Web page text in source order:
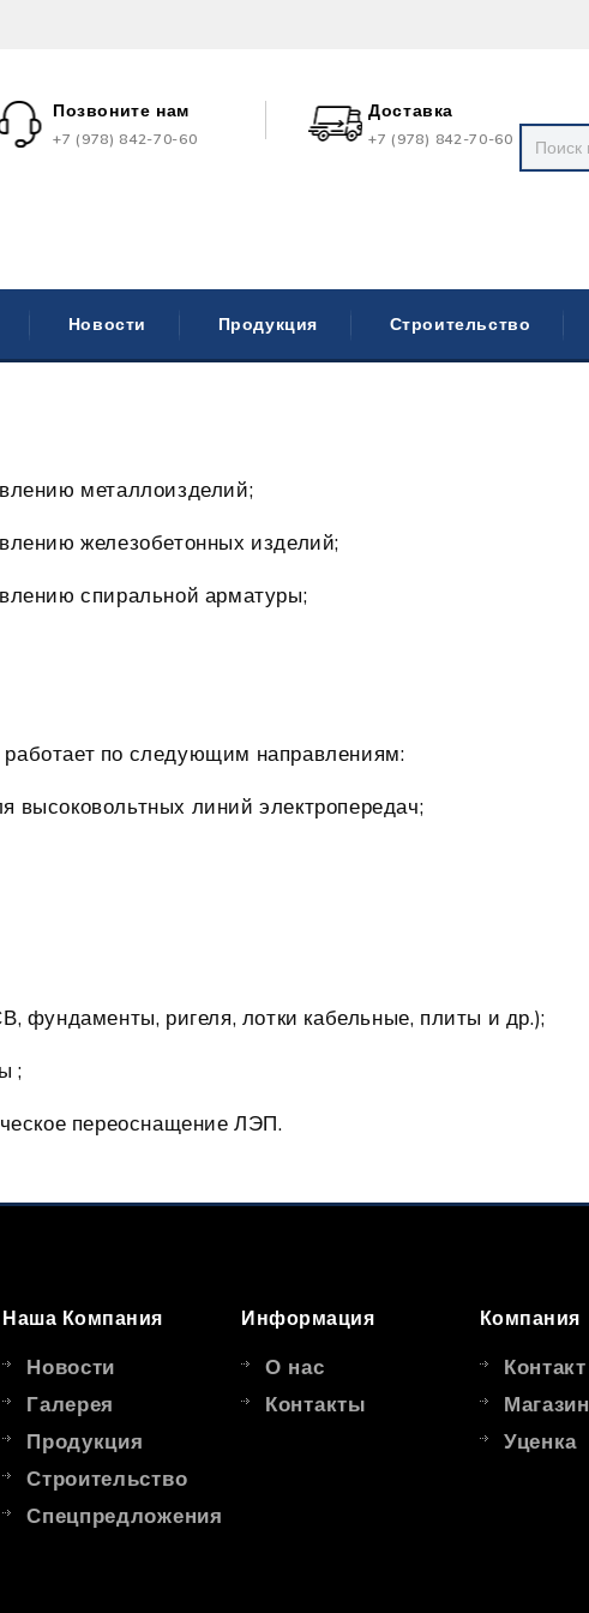
Позвоните нам
+7 (978) 842-70-60
Доставка
+7 (978) 842-70-60
Новости Продукция Строительство
металлоизделий;
железобетонных изделий;
спиральной арматуры;
по следующим направлениям:
высоковольтных линий электропередач;
фундаменты, ригеля, лотки кабельные, плиты и др.);
;
переоснащение ЛЭП.
Наша Компания
Новости
Галерея
Продукция
Строительство
Спецпредложения
Информация
О нас
Контакты
Компания
Контакт
Магазин
Уценка